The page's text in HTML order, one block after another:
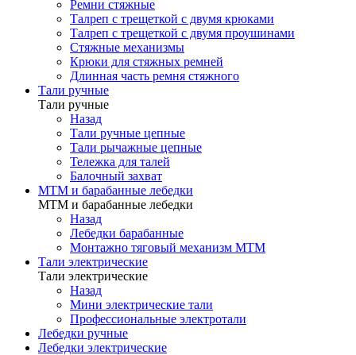
Ремни стяжные
Талреп с трещеткой с двумя крюками
Талреп с трещеткой с двумя проушинами
Стяжные механизмы
Крюки для стяжных ремней
Длинная часть ремня стяжного
Тали ручные
Тали ручные
Назад
Тали ручные цепные
Тали рычажные цепные
Тележка для талей
Балочный захват
МТМ и барабанные лебедки
МТМ и барабанные лебедки
Назад
Лебедки барабанные
Монтажно тяговый механизм МТМ
Тали электрические
Тали электрические
Назад
Мини электрические тали
Профессиональные электротали
Лебедки ручные
Лебедки электрические